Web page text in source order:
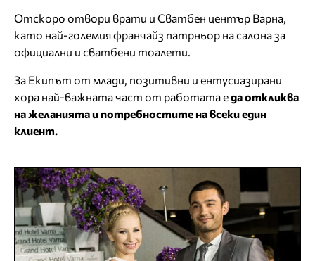
Отскоро отвори врати и Сватбен център Варна,
като най-големия франчайз патрньор на салона за
официални и сватбени тоалети.
За Екипът от млади, позитивни и ентусиазирани
хора най-важната част от работата еда откликва
на желанията и потребностите на всеки един
клиент.